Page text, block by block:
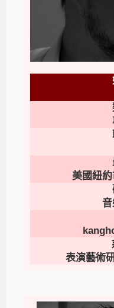
美國紐
表演藝術